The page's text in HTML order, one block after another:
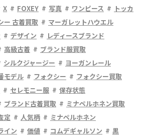
X FOXEY 写真 ワンピース
トッカ
ー 古着買取
マーガレットハウエル
デザイン
レディースブランド
高級古着
ブランド服買取
シルクジャージー
ヨーガンレール
モデル フォクシー
フォクシー買取
セレモニー服
保存状態
ブランド古着買取
ミナペルホネン買取
定 人気柄
ミナペルホネン
イン 価値 コムデギャルソン
黒